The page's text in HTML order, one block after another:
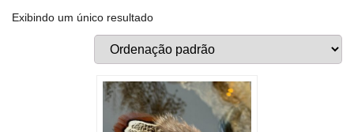
Exibindo um único resultado